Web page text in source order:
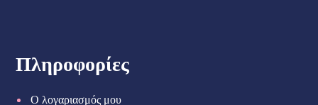
Πληροφορίες
Ο λογαριασμός μου